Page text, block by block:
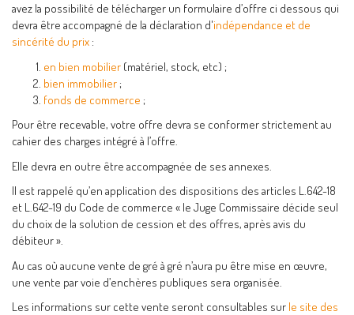
avez la possibilité de télécharger un formulaire d’offre ci dessous qui
devra être accompagné de la déclaration d'indépendance et de
sincérité du prix :
en bien mobilier (matériel, stock, etc) ;
bien immobilier ;
fonds de commerce ;
Pour être recevable, votre offre devra se conformer strictement au
cahier des charges intégré à l’offre.
Elle devra en outre être accompagnée de ses annexes.
Il est rappelé qu’en application des dispositions des articles L.642-18
et L.642-19 du Code de commerce « le Juge Commissaire décide seul
du choix de la solution de cession et des offres, après avis du
débiteur ».
Au cas où aucune vente de gré à gré n’aura pu être mise en œuvre,
une vente par voie d’enchères publiques sera organisée.
Les informations sur cette vente seront consultables sur le site des